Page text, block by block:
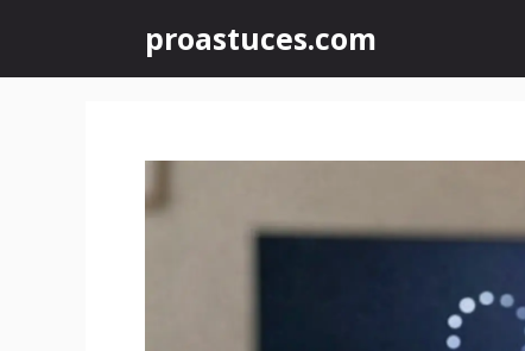
contenu
proastuces.com